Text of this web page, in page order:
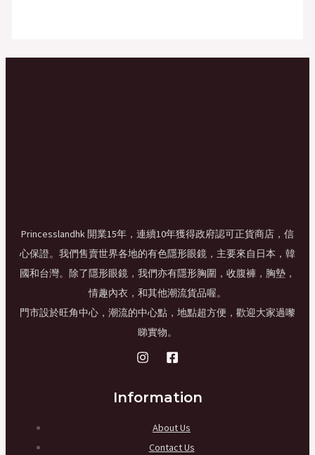
Princesslandhk 開業15年，連續10年獲得政府認可正貨商店，信
心保證。我們售賣世界各地的有色隱形眼鏡，主要來自日本，韓
國和台灣。除了隱形眼鏡，我們亦有隱形胸圍，收腹褲，胸墊，
情趣內衣，和其他潮流貨品喔。
門市設於旺角中心，潮流的中心點，地點超方便，歡迎大家過嚟
睇實物。
Information
About Us
Contact Us